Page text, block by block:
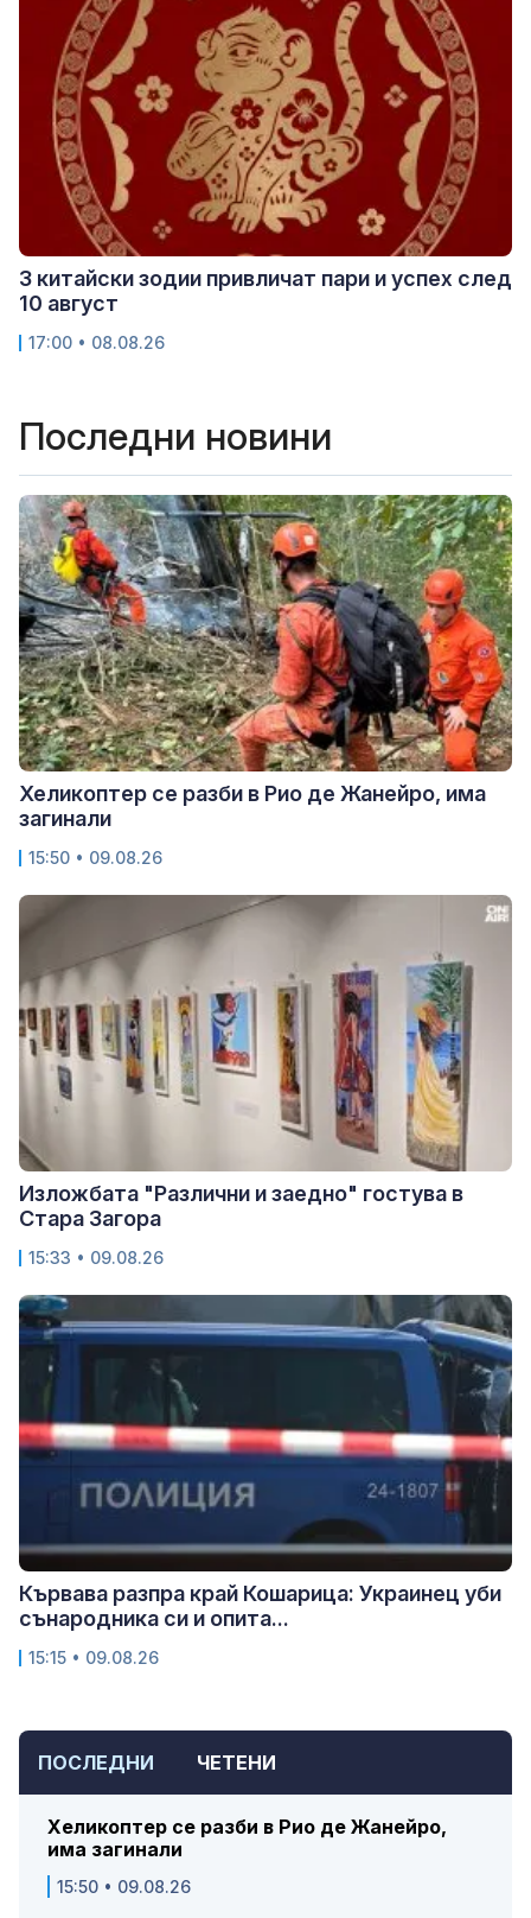
ПОСЛЕДНИ ЧЕТЕНИ
Хеликоптер се разби в Рио де Жанейро,
има загинали
15:50 • 09.08.26
3 китайски зодии привличат пари и успех след
10 август
17:00 • 08.08.26
Последни новини
Хеликоптер се разби в Рио де Жанейро, има
загинали
15:50 • 09.08.26
Изложбата "Различни и заедно" гостува в
Стара Загора
15:33 • 09.08.26
Кървава разпра край Кошарица: Украинец уби
сънародника си и опита...
15:15 • 09.08.26